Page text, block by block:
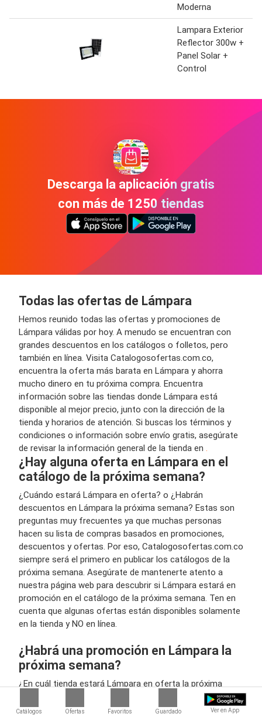
Catálogos Ofertas Favoritos Guardado Ver en App
Moderna
Lampara Exterior
Reflector 300w +
Panel Solar +
Control
Descarga la aplicación gratis
con más de 1250 tiendas
Todas las ofertas de Lámpara
Hemos reunido todas las ofertas y promociones de
Lámpara válidas por hoy. A menudo se encuentran con
grandes descuentos en los catálogos o folletos, pero
también en línea. Visita Catalogosofertas.com.co,
encuentra la oferta más barata en Lámpara y ahorra
mucho dinero en tu próxima compra. Encuentra
información sobre las tiendas donde Lámpara está
disponible al mejor precio, junto con la dirección de la
tienda y horarios de atención. Si buscas los términos y
condiciones o información sobre envío gratis, asegúrate
de revisar la información general de la tienda en
¿Hay alguna oferta en Lámpara en el
catálogo de la próxima semana?
¿Cuándo estará Lámpara en oferta? o ¿Habrán
descuentos en Lámpara la próxima semana? Estas son
preguntas muy frecuentes ya que muchas personas
hacen su lista de compras basados en promociones,
descuentos y ofertas. Por eso, Catalogosofertas.com.co
siempre será el primero en publicar los catálogos de la
próxima semana. Asegúrate de mantenerte atento a
nuestra página web para descubrir si Lámpara estará en
promoción en el catálogo de la próxima semana. Ten en
cuenta que algunas ofertas están disponibles solamente
en la tienda y NO en línea.
¿Habrá una promoción en Lámpara la
próxima semana?
¿En cuál tienda estará Lámpara en oferta la próxima
semana? Puedes comprar los mismos productos en una
gran variedad de tiendas, por lo que tiene sentido